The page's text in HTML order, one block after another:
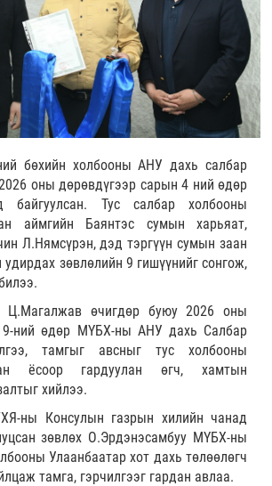
бөхийн холбооны АНУ дахь салбар
оны дөрөвдүгээр сарын 4 ний өдөр
байгуулсан. Тус салбар холбооны
аймгийн Баянтэс сумын харьяат,
Л.Нямсүрэн, дэд тэргүүн сумын заан
зөвлөлийн 9 гишүүнийг сонгож,
Ц.Магалжав өчигдөр буюу 2026 оны
9-ний өдөр МҮБХ-ны АНУ дахь Салбар
тамгыг авсныг тус холбооны
ёсоор гардуулан өгч, хамтын
хийлээ.
ны Консулын газрын хилийн чанад
зөвлөх О.Эрдэнэсамбуу МҮБХ-ны
Улаанбаатар хот дахь төлөөлөгч
тамга, гэрчилгээг гардан авлаа.